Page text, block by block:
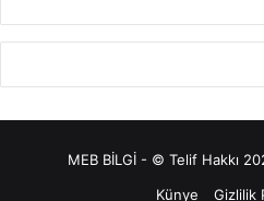
MEB BİLGİ - © Telif Hakkı
Künye
Gizlilik